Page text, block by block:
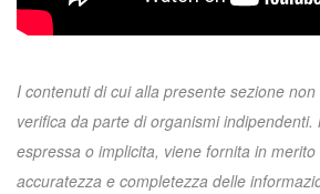
I contenuti di cui alla presente sezione
verifica da parte di organismi indipendenti.
espressa o implicita, viene fornita in merito
accuratezza e completezza delle